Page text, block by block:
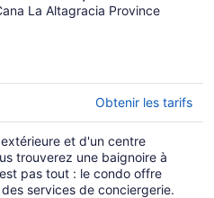
and Shops!
La Altagracia Province
Obtenir les tarifs
et d'un centre
trouverez une baignoire à
pas tout : le condo offre
services de conciergerie.